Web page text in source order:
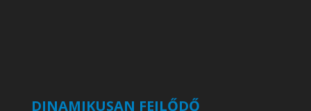
DINAMIKUSAN FEJLŐDŐ